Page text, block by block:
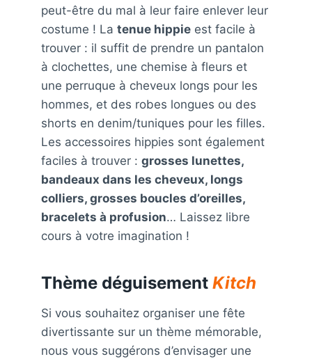
peut-être du mal à leur faire enlever leur
costume ! La tenue hippie est facile à
trouver : il suffit de prendre un pantalon
à clochettes, une chemise à fleurs et
une perruque à cheveux longs pour les
hommes, et des robes longues ou des
shorts en denim/tuniques pour les filles.
Les accessoires hippies sont également
faciles à trouver : grosses lunettes,
bandeaux dans les cheveux, longs
colliers, grosses boucles d’oreilles,
bracelets à profusion… Laissez libre
cours à votre imagination !
Thème déguisement Kitch
Si vous souhaitez organiser une fête
divertissante sur un thème mémorable,
nous vous suggérons d’envisager une